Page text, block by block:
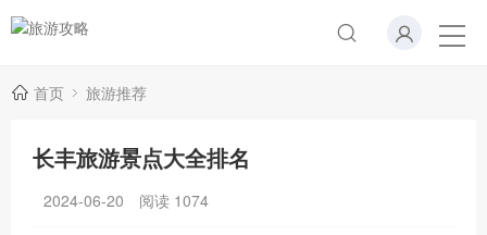
首页 旅游推荐
长丰旅游景点大全排名
2024-06-20 阅读 1074